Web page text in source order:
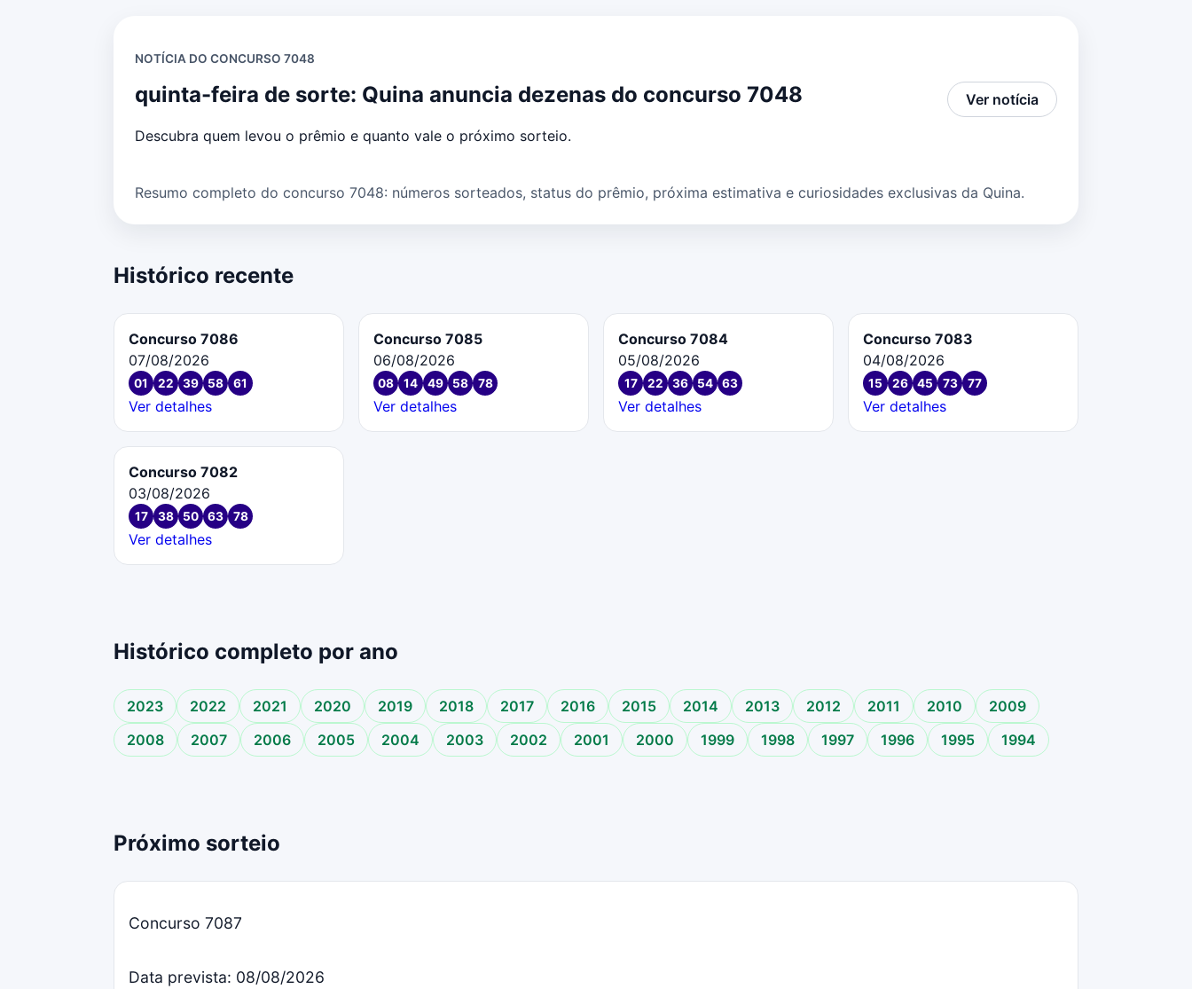
NOTÍCIA DO CONCURSO 7048
quinta-feira de sorte: Quina anuncia dezenas do concurso 7048
Descubra quem levou o prêmio e quanto vale o próximo sorteio.
Ver notícia
Resumo completo do concurso 7048: números sorteados, status do prêmio, próxima estimativa e curiosidades exclusivas da Quina.
Histórico recente
Concurso 7086
07/08/2026
01 22 39 58 61
Ver detalhes
Concurso 7085
06/08/2026
08 14 49 58 78
Ver detalhes
Concurso 7084
05/08/2026
17 22 36 54 63
Ver detalhes
Concurso 7083
04/08/2026
15 26 45 73 77
Ver detalhes
Concurso 7082
03/08/2026
17 38 50 63 78
Ver detalhes
Histórico completo por ano
2023 2022 2021 2020 2019 2018 2017 2016 2015 2014 2013 2012 2011 2010
2009
2008
2007 2006 2005 2004 2003 2002 2001 2000 1999 1998 1997 1996 1995 1994
Próximo sorteio
Concurso 7087
Data prevista: 08/08/2026